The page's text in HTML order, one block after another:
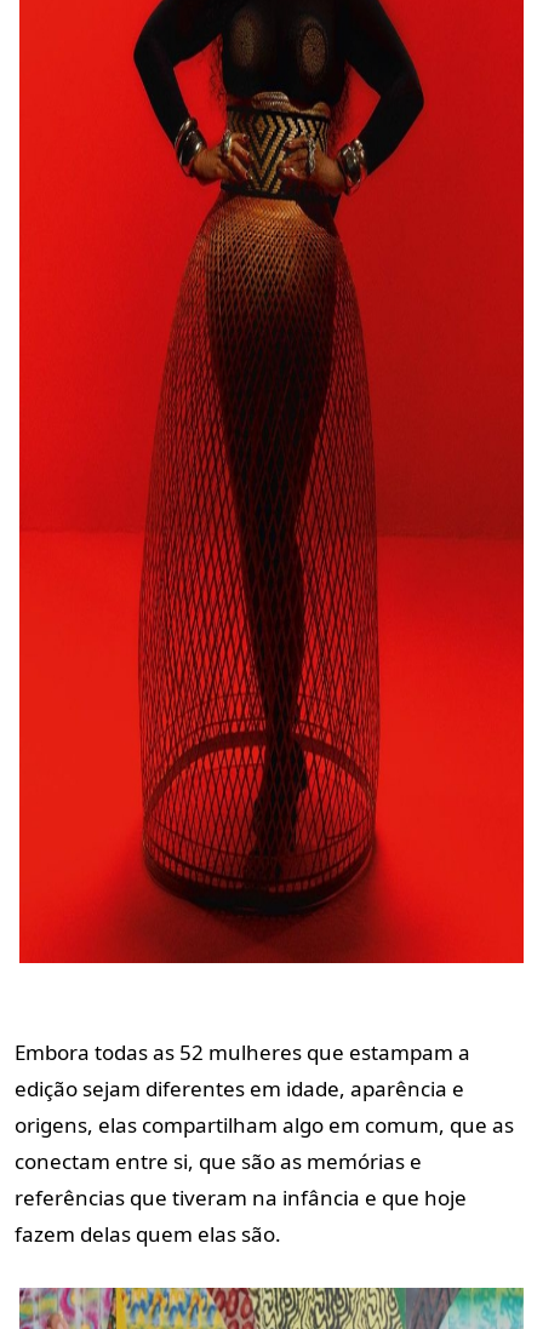
Embora todas as 52 mulheres que estampam a
edição sejam diferentes em idade, aparência e
origens, elas compartilham algo em comum, que as
conectam entre si, que são as memórias e
referências que tiveram na infância e que hoje
fazem delas quem elas são.